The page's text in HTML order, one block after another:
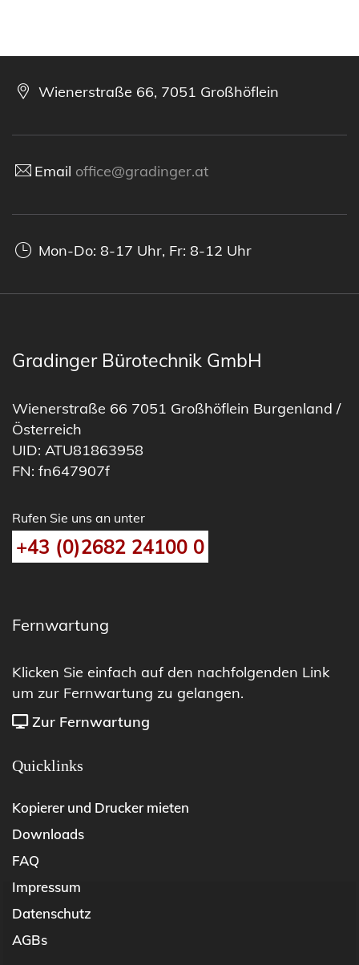
Wienerstraße 66, 7051 Großhöflein
Email office@gradinger.at
Mon-Do: 8-17 Uhr, Fr: 8-12 Uhr
Gradinger Bürotechnik GmbH
Wienerstraße 66 7051 Großhöflein Burgenland /
Österreich
UID: ATU81863958
FN: fn647907f
Rufen Sie uns an unter
+43 (0)2682 24100 0
Fernwartung
Klicken Sie einfach auf den nachfolgenden Link
um zur Fernwartung zu gelangen.
Zur Fernwartung
Quicklinks
Kopierer und Drucker mieten
Downloads
FAQ
Impressum
Datenschutz
AGBs